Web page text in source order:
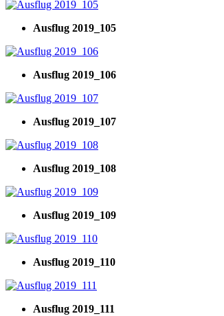
Ausflug 2019_105
Ausflug 2019_106
Ausflug 2019_107
Ausflug 2019_108
Ausflug 2019_109
Ausflug 2019_110
Ausflug 2019_111